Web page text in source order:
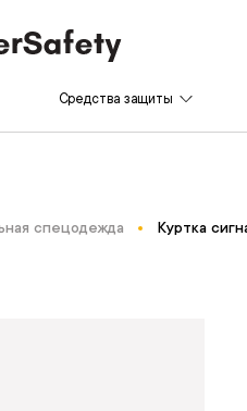
Средства защиты
спецодежда Куртка